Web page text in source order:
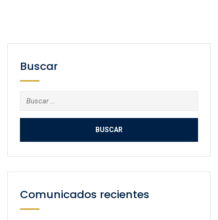
Buscar
Buscar:
Comunicados recientes